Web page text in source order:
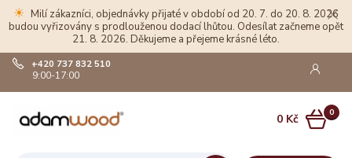
☀ Milí zákazníci, objednávky přijaté v období od 20. 7. do 20. 8. 2026
budou vyřizovány s prodlouženou dodací lhůtou. Odesílat začneme opět
21. 8. 2026. Děkujeme a přejeme krásné léto.
+420 737 832 510
9:00-17:00
0
0 Kč